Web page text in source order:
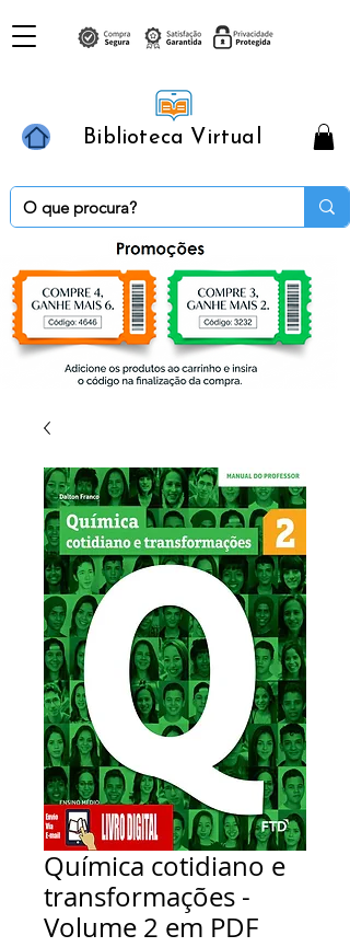
Biblioteca Virtual
Química cotidiano e
transformações -
Volume 2 em PDF